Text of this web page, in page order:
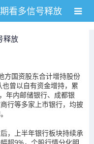
看多信号释放
释放
方国资股东合计增持股份
曾以自有资金增持，累
年内邮储银行、成都银
行等多家上市银行，均披
，上半年银行板块持续承